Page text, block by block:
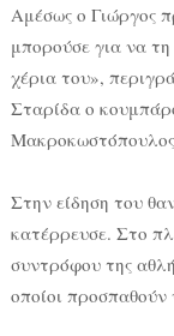
Αμέσως ο Γιώργος
μπορούσε για να
χέρια του»,
Σταρίδα ο
Στην είδηση του
κατέρρευσε. Στο
συντρόφου της
οποίοι προσπαθούν